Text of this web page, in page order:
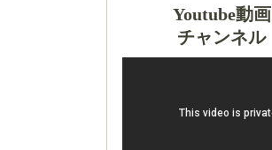
Youtube動画
チャンネル